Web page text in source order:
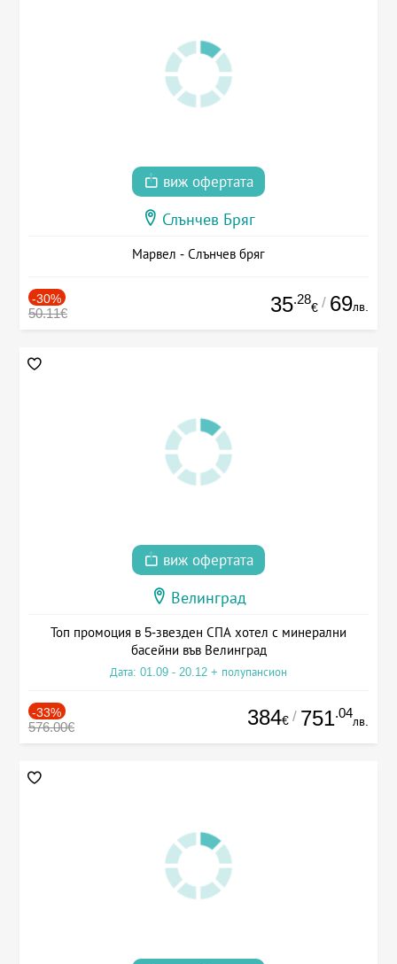
виж офертата
Слънчев Бряг
Марвел - Слънчев бряг
-30%
50.11€ 35.28
€ / 69лв.
виж офертата
Велинград
Топ промоция в 5-звезден СПА хотел с минерални
басейни във Велинград
Дата: 01.09 - 20.12 + полупансион
-33%
576.00€ 384€ / 751.04
лв.